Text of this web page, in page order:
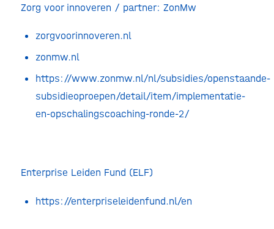
Zorg voor innoveren / partner: ZonMw
zorgvoorinnoveren.nl
zonmw.nl
https://www.zonmw.nl/nl/subsidies/openstaande-
subsidieoproepen/detail/item/implementatie-
en-opschalingscoaching-ronde-2/
Enterprise Leiden Fund (ELF)
https://enterpriseleidenfund.nl/en